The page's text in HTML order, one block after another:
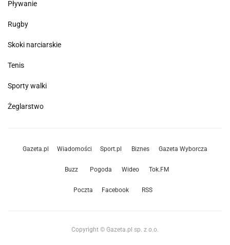
Pływanie
Rugby
Skoki narciarskie
Tenis
Sporty walki
Żeglarstwo
Gazeta.pl Wiadomości Sport.pl Biznes Gazeta Wyborcza
Buzz Pogoda Wideo Tok.FM
Poczta Facebook RSS
Copyright © Gazeta.pl sp. z o.o.